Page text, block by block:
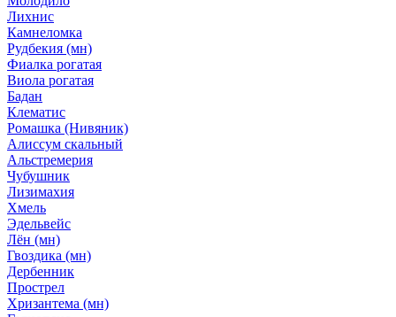
Лихнис
Камнеломка
Рудбекия (мн)
Фиалка рогатая
Виола рогатая
Бадан
Клематис
Ромашка (Нивяник)
Алиссум скальный
Альстремерия
Чубушник
Лизимахия
Хмель
Эдельвейс
Лён (мн)
Гвоздика (мн)
Дербенник
Прострел
Хризантема (мн)